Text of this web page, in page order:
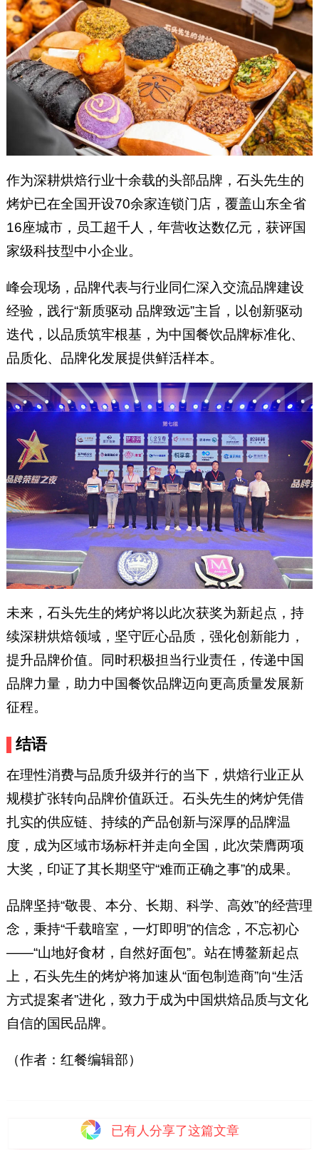
作为深耕烘焙行业十余载的头部品牌，石头先生的
烤炉已在全国开设70余家连锁门店，覆盖山东全省
16座城市，员工超千人，年营收达数亿元，获评国
家级科技型中小企业。
峰会现场，品牌代表与行业同仁深入交流品牌建设
经验，践行“新质驱动 品牌致远”主旨，以创新驱动
迭代，以品质筑牢根基，为中国餐饮品牌标准化、
品质化、品牌化发展提供鲜活样本。
未来，石头先生的烤炉将以此次获奖为新起点，持
续深耕烘焙领域，坚守匠心品质，强化创新能力，
提升品牌价值。同时积极担当行业责任，传递中国
品牌力量，助力中国餐饮品牌迈向更高质量发展新
征程。
结语
在理性消费与品质升级并行的当下，烘焙行业正从
规模扩张转向品牌价值跃迁。石头先生的烤炉凭借
扎实的供应链、持续的产品创新与深厚的品牌温
度，成为区域市场标杆并走向全国，此次荣膺两项
大奖，印证了其长期坚守“难而正确之事”的成果。
品牌坚持“敬畏、本分、长期、科学、高效”的经营理
念，秉持“千载暗室，一灯即明”的信念，不忘初心
——“山地好食材，自然好面包”。站在博鳌新起点
上，石头先生的烤炉将加速从“面包制造商”向“生活
方式提案者”进化，致力于成为中国烘焙品质与文化
自信的国民品牌。
（作者：红餐编辑部）
已有人分享了这篇文章